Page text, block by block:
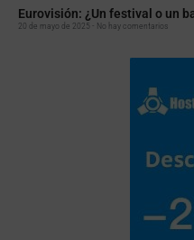
Eurovisión: ¿Un festival o un
20 de mayo de 2025 No hay comentarios